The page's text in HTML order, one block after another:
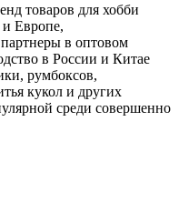
товаров для хобби
Европе,
в оптовом
в России и Китае
румбоксов,
кукол и других
среди совершенно